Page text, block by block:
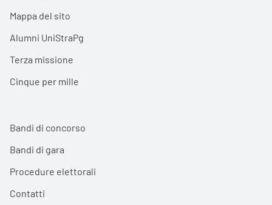
Mappa del sito
Alumni UniStraPg
Terza missione
Cinque per mille
Bandi di concorso
Bandi di gara
Procedure elettorali
Contatti